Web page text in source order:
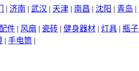
| 济南 | 武汉 | 天津 | 南昌 | 沈阳 | 青岛 |
件 | 风扇 | 瓷砖 | 健身器材 | 灯具 | 瓶子
| 手电筒 |